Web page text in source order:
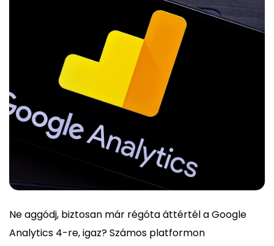
Ne aggódj, biztosan már régóta áttértél a Google
Analytics 4-re, igaz? Számos platformon